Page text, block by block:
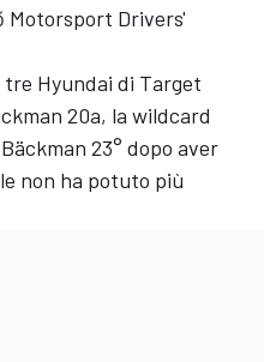
Motorsport Drivers'
Hyundai di Target
20a, la wildcard
23° dopo aver
non ha potuto più